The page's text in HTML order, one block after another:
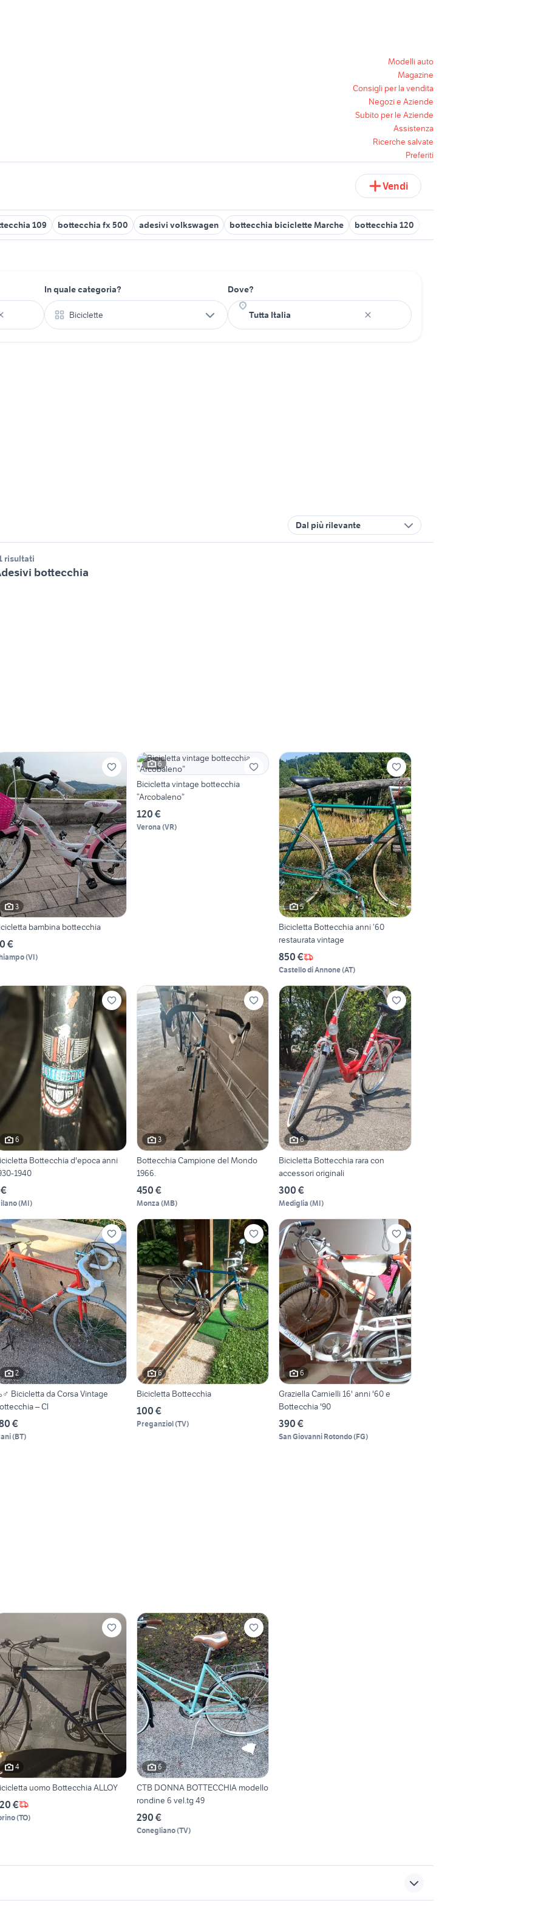
Modelli auto
Magazine
Consigli per la vendita
Negozi e Aziende
Subito per le Aziende
Assistenza
Ricerche salvate
Preferiti
Vendi
109 bottecchia fx 500 adesivi volkswagen bottecchia biciclette Marche bottecchia 120
In quale categoria?
Biciclette
Dove?
Dal più rilevante
risultati
bottecchia
3
bambina bottecchia
€
(VI)
6
Bicicletta vintage bottecchia
“Arcobaleno”
120 €
Verona (VR)
5
Bicicletta Bottecchia anni ’60
restaurata vintage
850 €
Castello di Annone(AT)
6
Bottecchia d'epoca anni
1940
(MI)
3
Bottecchia Campione del Mondo
1966.
450 €
Monza (MB)
6
Bicicletta Bottecchia rara con
accessori originali
300 €
Mediglia (MI)
2
Bicicletta da Corsa Vintage
– Cl
€
(BT)
6
Bicicletta Bottecchia
100 €
Preganziol(TV)
6
Graziella Carnielli 16' anni '60 e
Bottecchia '90
390 €
San Giovanni Rotondo(FG)
4
uomo Bottecchia ALLOY
€
(TO)
6
CTB DONNA BOTTECCHIA modello
rondine 6 vel.tg 49
290 €
Conegliano(TV)